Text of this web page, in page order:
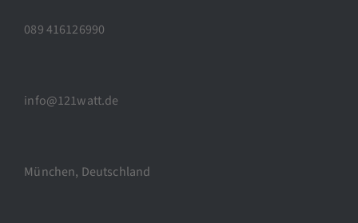
089 416126990
info@121watt.de
München, Deutschland